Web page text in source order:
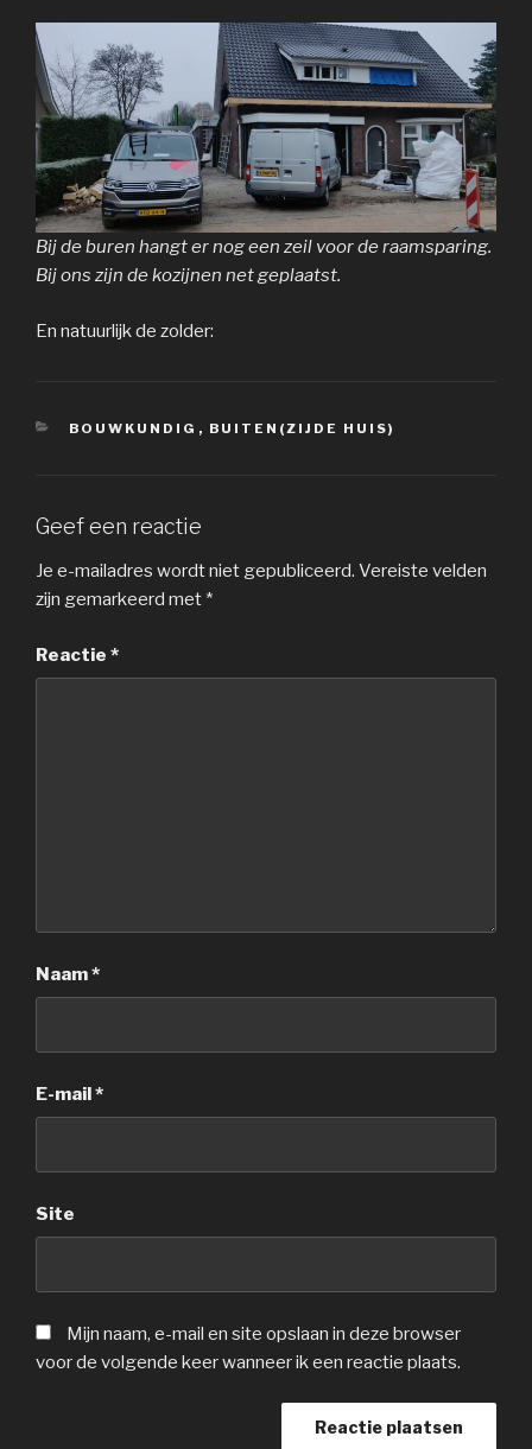
Bij de buren hangt er nog een zeil voor de raamsparing.
Bij ons zijn de kozijnen net geplaatst.
En natuurlijk de zolder:
CATEGORIEËN
BOUWKUNDIG , BUITEN(ZIJDE HUIS)
Geef een reactie
Je e-mailadres wordt niet gepubliceerd. Vereiste velden
zijn gemarkeerd met *
Reactie *
Naam*
E-mail*
Site
Mijn naam, e-mail en site opslaan in deze browser
voor de volgende keer wanneer ik een reactie plaats.